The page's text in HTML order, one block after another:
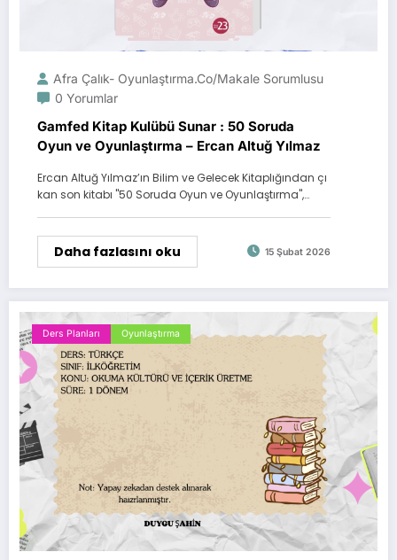
Afra Çalık- Oyunlaştırma.Co/Makale Sorumlusu
0 Yorumlar
Gamfed Kitap Kulübü Sunar : 50 Soruda
Oyun ve Oyunlaştırma – Ercan Altuğ Yılmaz
Ercan Altuğ Yılmaz’ın Bilim ve Gelecek Kitaplığından çı
kan son kitabı "50 Soruda Oyun ve Oyunlaştırma",…
Daha fazlasını oku 15 Şubat 2026
Ders Planları Oyunlaştırma